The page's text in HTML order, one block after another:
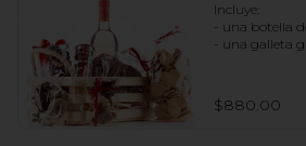
Incluye:
- una botella
- una galleta
- 1 bote
- 1 bolsa
$880.00